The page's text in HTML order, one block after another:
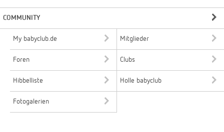
COMMUNITY
My babyclub.de Mitglieder
Foren Clubs
Hibbelliste Holle babyclub
Fotogalerien